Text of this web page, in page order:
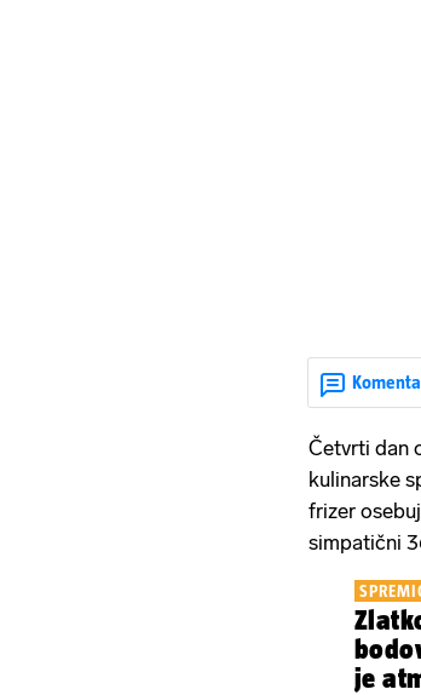
Četvrti dan
kulinarske
frizer
simpatični
je